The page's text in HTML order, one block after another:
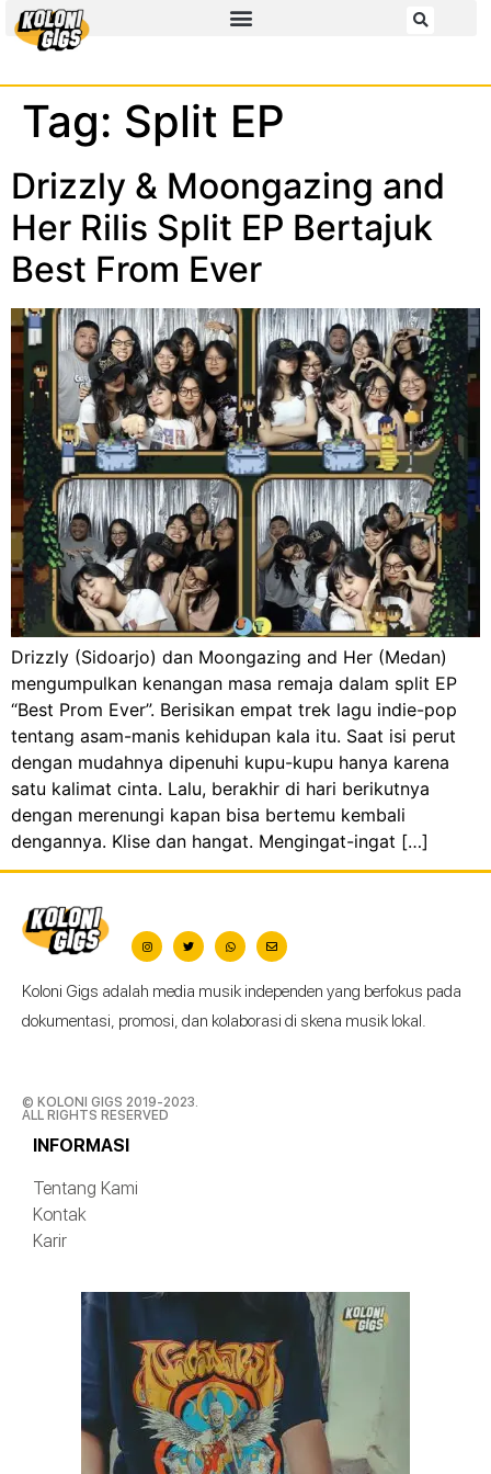
Tag: Split EP
Drizzly & Moongazing and
Her Rilis Split EP Bertajuk
Best From Ever
Drizzly (Sidoarjo) dan Moongazing and Her (Medan)
mengumpulkan kenangan masa remaja dalam split EP
“Best Prom Ever”. Berisikan empat trek lagu indie-pop
tentang asam-manis kehidupan kala itu. Saat isi perut
dengan mudahnya dipenuhi kupu-kupu hanya karena
satu kalimat cinta. Lalu, berakhir di hari berikutnya
dengan merenungi kapan bisa bertemu kembali
dengannya. Klise dan hangat. Mengingat-ingat […]
Koloni Gigs adalah media musik independen yang berfokus pada
dokumentasi, promosi, dan kolaborasi di skena musik lokal.
© KOLONI GIGS 2019-2023.
ALL RIGHTS RESERVED
INFORMASI
Tentang Kami
Kontak
Karir